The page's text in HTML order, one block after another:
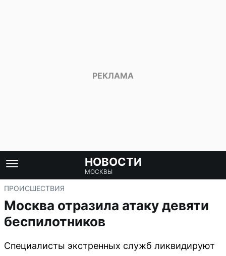
НОВОСТИ
МОСКВЫ
ПРОИСШЕСТВИЯ
Москва отразила атаку девяти
беспилотников
Специалисты экстренных служб ликвидируют